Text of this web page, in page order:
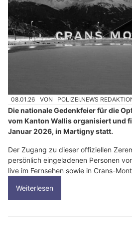
08.01.26 VON POLIZEI.NEWS
Die nationale Gedenkfeier für die
vom Kanton Wallis organisiert und
Januar 2026, in Martigny statt.
Der Zugang zu dieser offiziellen
persönlich eingeladenen Personen
live im Fernsehen sowie in Crans-
Weiterlesen